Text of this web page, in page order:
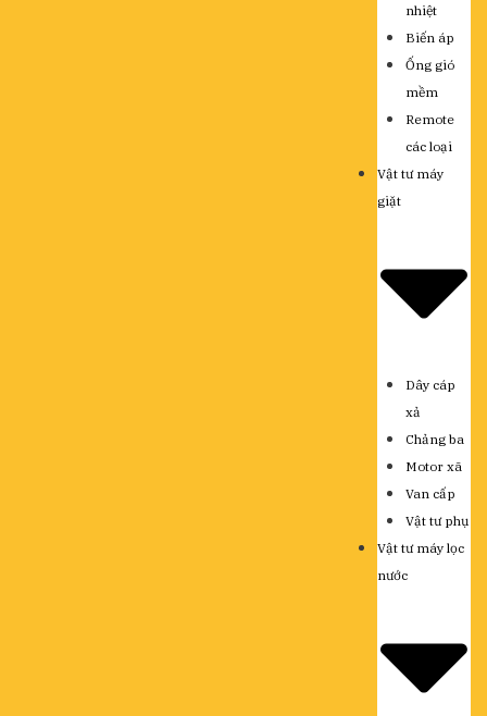
nhiệt
Biến áp
Ống gió
mềm
Remote
các loại
Vật tư máy
giặt
Dây cáp
xả
Chảng ba
Motor xã
Van cấp
Vật tư phụ
Vật tư máy lọc
nước